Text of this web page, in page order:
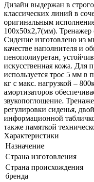
Дизайн выдержан в
классических линий в
оригинальным
100х50х2,7(мм). Тренажер
Сидение изготовлено из
качестве наполнителя и
пенополиуретан,
искусственная кожа. Для
используется трос 5 мм в
кг с макс. нагрузкой –
амортизаторов
звукопоглощение.
регулировки сиденья,
информационной
также памяткой
Характеристики
Назначение
Страна изготовления
Страна происхождения
бренда